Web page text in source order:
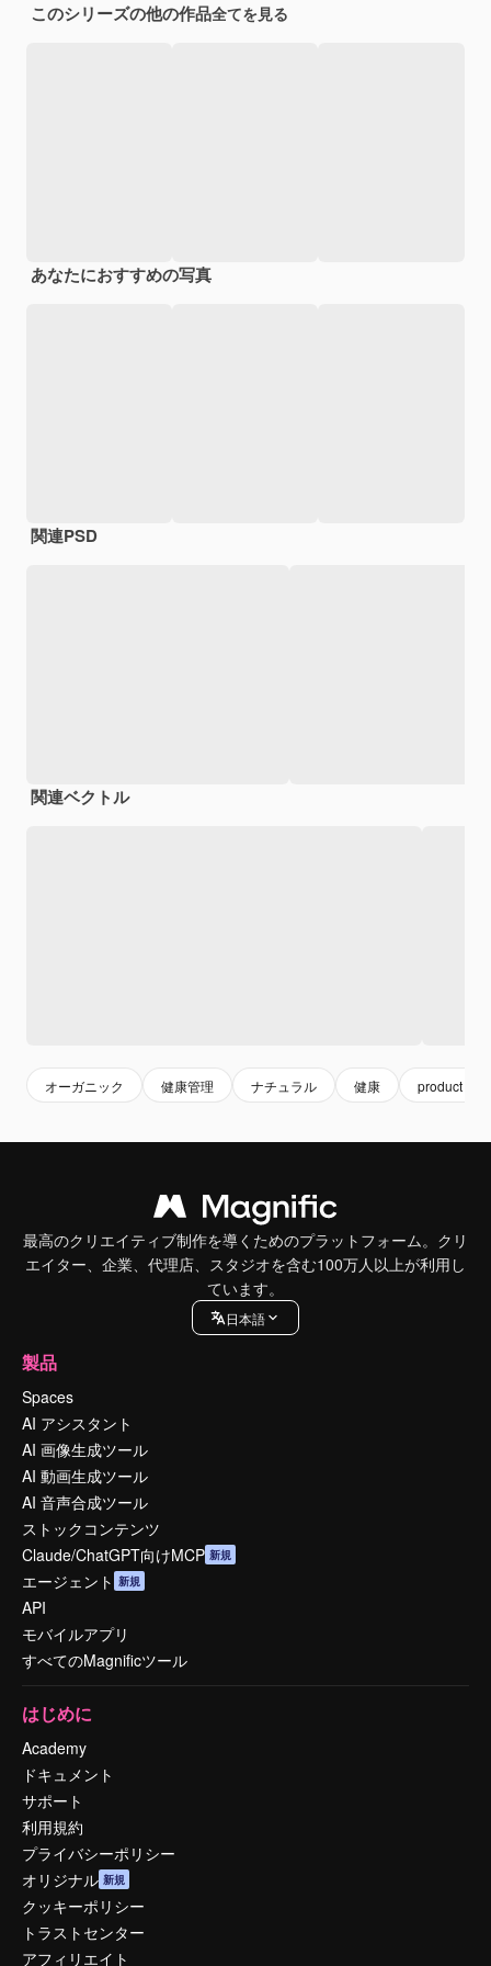
このシリーズの他の作品全てを見る
あなたにおすすめの写真
関連PSD
関連ベクトル
オーガニック 健康管理 ナチュラル 健康 product
最高のクリエイティブ制作を導くためのプラットフォーム。クリ
エイター、企業、代理店、スタジオを含む100万人以上が利用し
ています。
日本語
製品
Spaces
AI アシスタント
AI 画像生成ツール
AI 動画生成ツール
AI 音声合成ツール
ストックコンテンツ
Claude/ChatGPT向けMCP 新規
エージェント 新規
API
モバイルアプリ
すべてのMagnificツール
はじめに
Academy
ドキュメント
サポート
利用規約
プライバシーポリシー
オリジナル 新規
クッキーポリシー
トラストセンター
アフィリエイト